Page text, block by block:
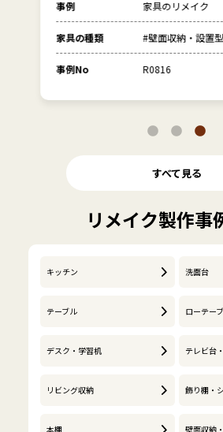
事例 家具のリメイク
家具の種類 #壁面収納・設置型
事例No R0816
すべて見る
リメイク製作事
キッチン 洗面台
テーブル ローテー
デスク・学習机 テレビ台
リビング収納 飾り棚・
本棚 壁面収納